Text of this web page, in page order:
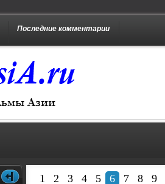
Последние комментарии
1 2 3 4 5 6 7 8 9